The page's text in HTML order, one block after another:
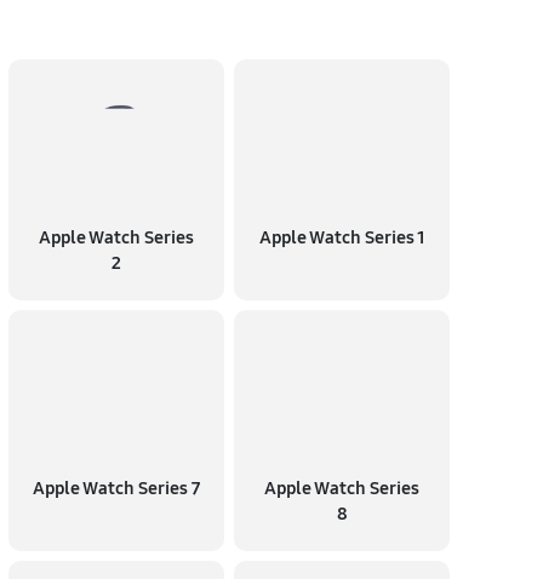
Apple Watch Series
2
Apple Watch Series 1
Apple Watch Series 7
Apple Watch Series
8